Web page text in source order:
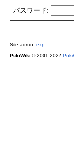
パスワード:
Site admin: exp
PukiWiki © 2001-2022